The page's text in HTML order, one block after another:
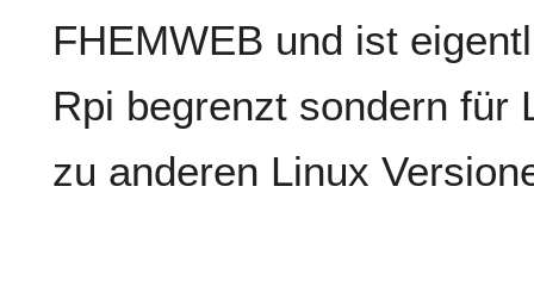
FHEMWEB und ist
Rpi begrenzt sondern für
zu anderen Linux